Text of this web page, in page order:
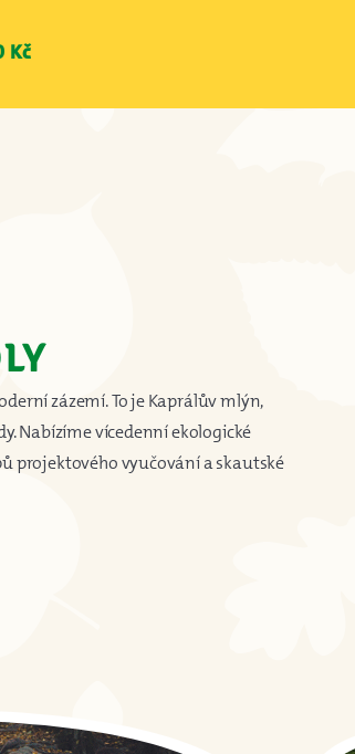
Kč
zázemí. To je Kaprálův mlýn,
Nabízíme vícedenní ekologické
projektového vyučování a skautské